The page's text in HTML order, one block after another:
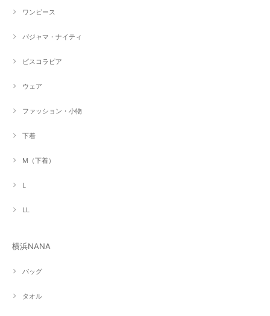
ワンピース
パジャマ・ナイティ
ビスコラピア
ウェア
ファッション・小物
下着
M（下着）
L
LL
横浜NANA
バッグ
タオル